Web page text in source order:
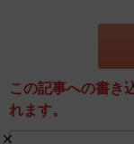
この記事への書き
れます。